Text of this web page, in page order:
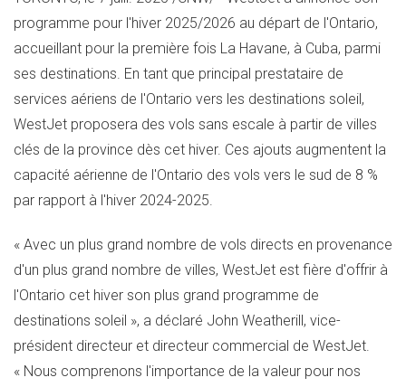
programme pour l'hiver 2025/2026 au départ de l'Ontario,
accueillant pour la première fois La Havane, à Cuba, parmi
ses destinations. En tant que principal prestataire de
services aériens de l'Ontario vers les destinations soleil,
WestJet proposera des vols sans escale à partir de villes
clés de la province dès cet hiver. Ces ajouts augmentent la
capacité aérienne de l'Ontario des vols vers le sud de 8 %
par rapport à l'hiver 2024-2025.
« Avec un plus grand nombre de vols directs en provenance
d'un plus grand nombre de villes, WestJet est fière d'offrir à
l'Ontario cet hiver son plus grand programme de
destinations soleil », a déclaré John Weatherill , vice-
président directeur et directeur commercial de WestJet.
« Nous comprenons l'importance de la valeur pour nos